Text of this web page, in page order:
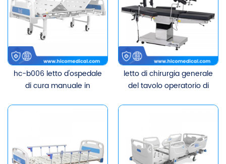
hc-b006 letto d'ospedale
di cura manuale in
letto di chirurgia generale
del tavolo operatorio di